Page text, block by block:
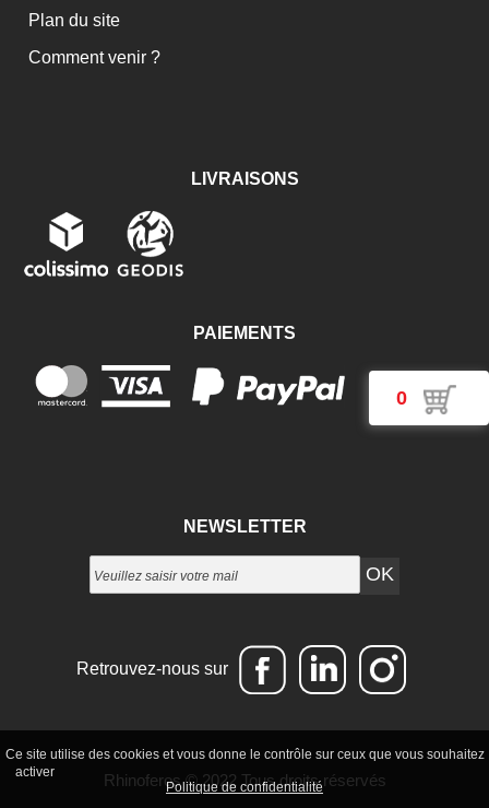
0
Plan du site
Comment venir ?
LIVRAISONS
PAIEMENTS
NEWSLETTER
Retrouvez-nous sur
Rhinoferos© 2022 Tous droits réservés
Ce site utilise des cookies et vous donne le contrôle sur ceux que vous souhaitez
activer
Tout accepter Continuer sans accepter Paramétrer mes choix
Politique de confidentialité